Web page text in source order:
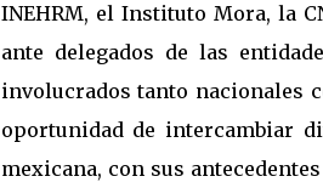
INEHRM, el Instituto Mora, la
ante delegados de las
involucrados tanto nacionales
oportunidad de intercambiar
mexicana, con sus